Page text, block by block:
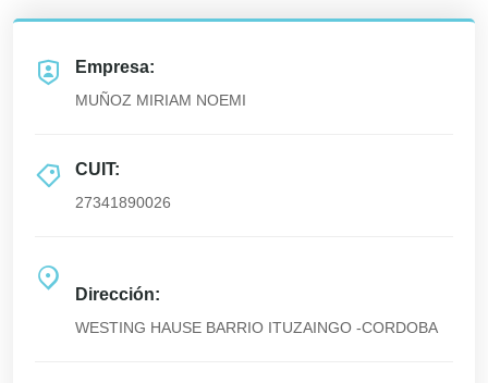
Empresa:
MUÑOZ MIRIAM NOEMI
CUIT:
27341890026
Dirección:
WESTING HAUSE BARRIO ITUZAINGO -CORDOBA